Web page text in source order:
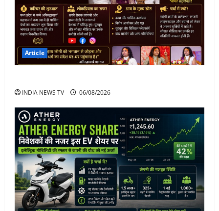
Article
INDIA NEWS TV 06/08/2026